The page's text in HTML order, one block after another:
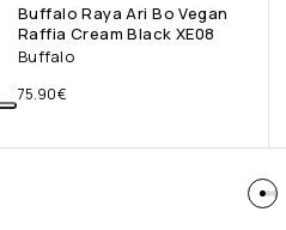
Buffalo Raya Ari Bo Vegan
Raffia Cream Black XE08
Buffalo
75.90€